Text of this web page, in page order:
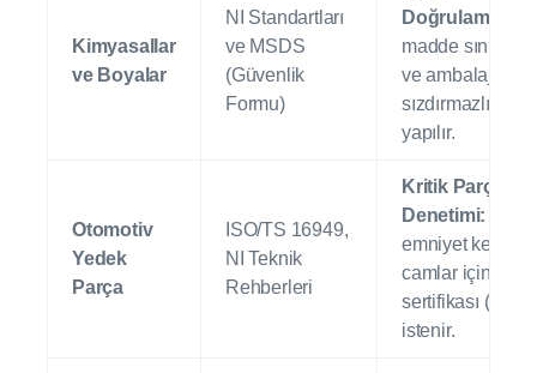
Kimyasallar
ve Boyalar
NI Standartları
ve MSDS
(Güvenlik
Formu)
Doğrulaması:
madde
ve ambalaj
sızdırmazlık
yapılır.
Otomotiv
Yedek
Parça
ISO/TS 16949,
NI Teknik
Rehberleri
Kritik Parça
Denetimi:
emniyet kemeri
camlar için
sertifikası (E-
istenir.